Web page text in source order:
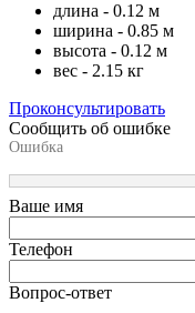
длина - 0.12 м
ширина - 0.85 м
высота - 0.12 м
вес - 2.15 кг
Проконсультировать
Сообщить об ошибке
Ошибка
Ваше имя
Телефон
Вопрос-ответ